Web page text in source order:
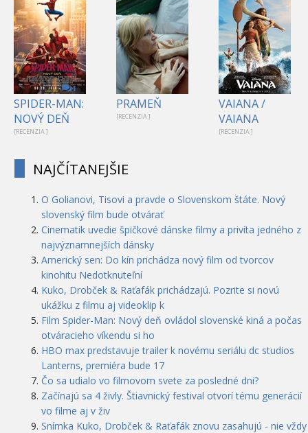
1
SPIDER-MAN:
NOVÝ DEŇ
[RECENZIA ]
PRAMEŇ
[RECENZIA ]
VAIANA /
VAIANA
[RECENZIA ]
NAJČÍTANEJŠIE
O Golianovi, Tisovi a pravde o Slovenskom štáte. Nový
slovenský film bude otvárať
Cinematik uvedie špičkové dánske filmy a privíta jedného z
najvýznamnejších dánsky
Americký sen: Do kín prichádza nový film od tvorcov
kinohitu Nedotknuteľní
Kuko, Drobček & Raťafák prichádzajú. Pozrite si novú
ukážku z filmu aj videoklip k
Film Spider-Man: Nový deň ovládol slovenské kiná a počas
otváracieho víkendu si ho
HBO max predstavuje trailer k novému seriálu dc studios
Lanterns, premiéra bude 17
Čo sa udialo vo filmovom svete za posledné dni?
Začínajú sa 4 živly. Štiavnický festival otvorí tému generácií
vo filme aj v živ
Snímka Kuko, Drobček & Raťafák znovu zasahujú - nie vždy